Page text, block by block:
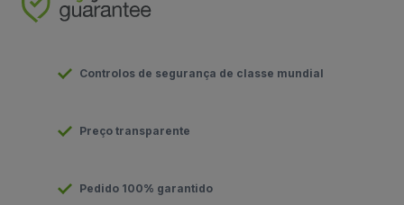
Controlos de segurança de classe mundial
Preço transparente
Pedido 100% garantido